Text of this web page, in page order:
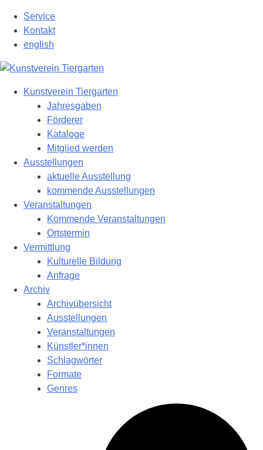
Hauptinhalt
springen
Service
Kontakt
english
Kunstverein Tiergarten
Jahresgaben
Förderer
Kataloge
Mitglied werden
Ausstellungen
aktuelle Ausstellung
kommende Ausstellungen
Veranstaltungen
Kommende Veranstaltungen
Ortstermin
Vermittlung
Kulturelle Bildung
Anfrage
Archiv
Archivübersicht
Ausstellungen
Veranstaltungen
Künstler*innen
Schlagwörter
Formate
Genres